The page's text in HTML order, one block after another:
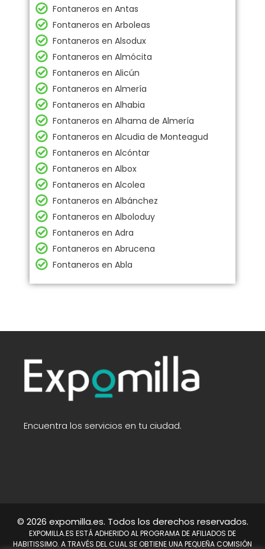
Fontaneros en Antas
Fontaneros en Arboleas
Fontaneros en Alsodux
Fontaneros en Almócita
Fontaneros en Alicún
Fontaneros en Almería
Fontaneros en Alhabia
Fontaneros en Alhama de Almería
Fontaneros en Alcudia de Monteagud
Fontaneros en Alcóntar
Fontaneros en Albox
Fontaneros en Alcolea
Fontaneros en Albánchez
Fontaneros en Alboloduy
Fontaneros en Adra
Fontaneros en Abrucena
Fontaneros en Abla
Encuentra los servicios en tu ciudad.
© 2026 expomilla.es. Todos los derechos reservados.
EXPOMILLA.ES ESTÁ ADHERIDO AL PROGRAMA DE AFILIADOS DE
HABITISSIMO. A TRAVÉS DEL CUAL SE OBTIENE UNA PEQUEÑA COMISIÓN